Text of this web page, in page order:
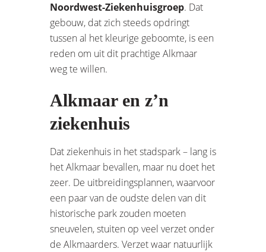
Noordwest-Ziekenhuisgroep. Dat
gebouw, dat zich steeds opdringt
tussen al het kleurige geboomte, is een
reden om uit dit prachtige Alkmaar
weg te willen.
Alkmaar en z’n
ziekenhuis
Dat ziekenhuis in het stadspark – lang is
het Alkmaar bevallen, maar nu doet het
zeer. De uitbreidingsplannen, waarvoor
een paar van de oudste delen van dit
historische park zouden moeten
sneuvelen, stuiten op veel verzet onder
de Alkmaarders. Verzet waar natuurlijk